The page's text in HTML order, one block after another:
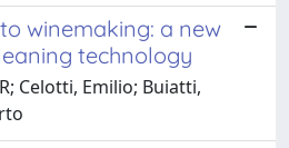
winemaking: a new
technology
Celotti, Emilio; Buiatti,